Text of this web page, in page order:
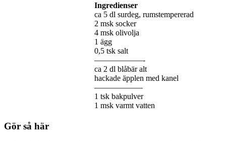
Ingredienser
ca 5 dl surdeg, rumstempererad
2 msk socker
4 msk olivolja
1 ägg
0,5 tsk salt
——————-
ca 2 dl blåbär alt
hackade äpplen med kanel
——————
1 tsk bakpulver
1 msk varmt vatten
Gör så här